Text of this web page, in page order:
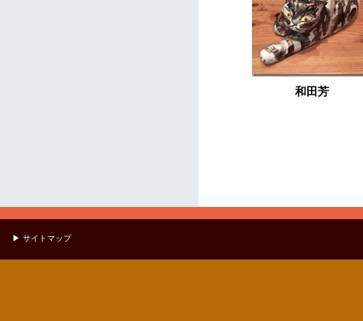
和田芳
▶ サイトマップ